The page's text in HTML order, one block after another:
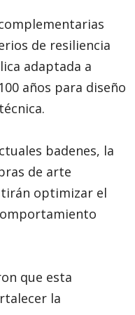
de resiliencia
adaptada a
años para diseño
badenes, la
de arte
optimizar el
que esta
la